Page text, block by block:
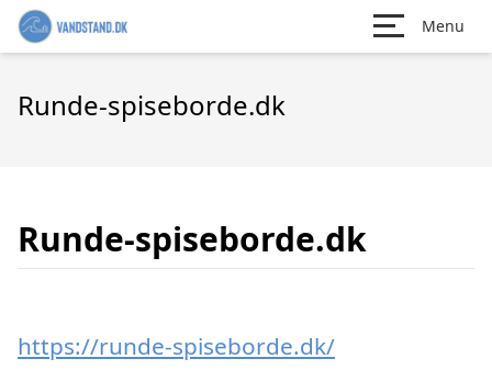
Menu
Runde-spiseborde.dk
Runde-spiseborde.dk
https://runde-spiseborde.dk/